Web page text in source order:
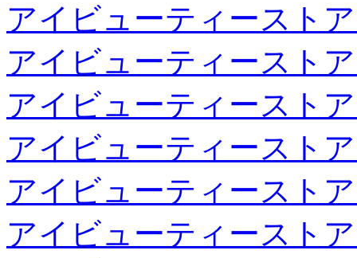
アイビューティースト
アイビューティースト
アイビューティースト
アイビューティースト
アイビューティースト
アイビューティースト